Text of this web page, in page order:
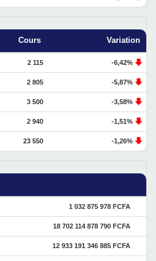
Cours Variation
2 115 -6,42%
2 805 -5,87%
3 500 -3,58%
2 940 -1,51%
23 550 -1,26%
1 032 875 978 FCFA
18 702 114 878 790 FCFA
12 933 191 346 885 FCFA